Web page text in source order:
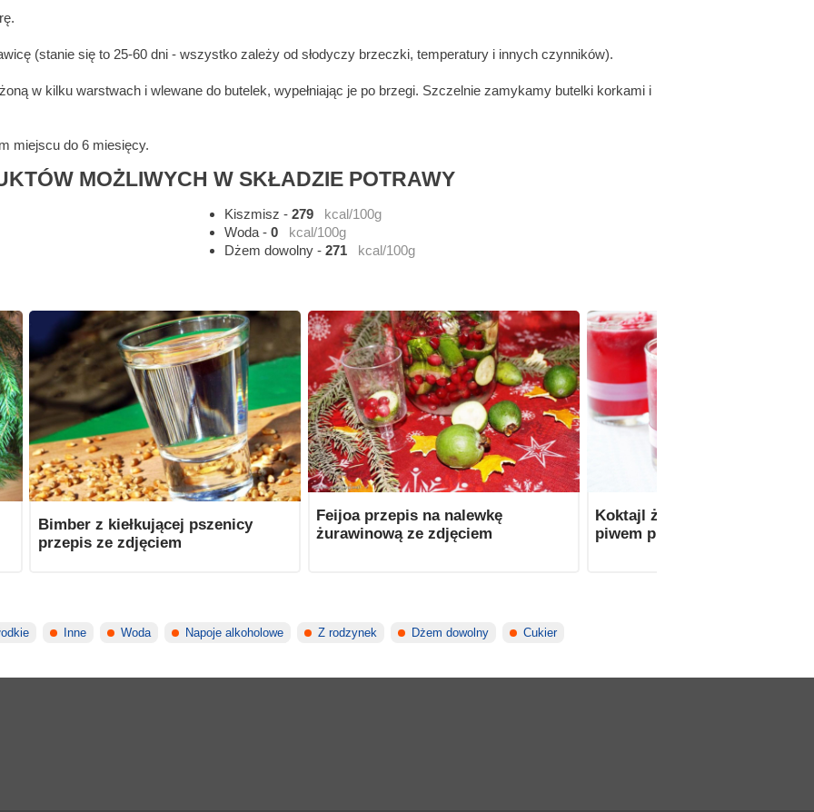
(stanie się to 25-60 dni - wszystko zależy od słodyczy brzeczki, temperatury i innych czynników).
w kilku warstwach i wlewane do butelek, wypełniając je po brzegi. Szczelnie zamykamy butelki korkami i
miejscu do 6 miesięcy.
MOŻLIWYCH W SKŁADZIE POTRAWY
Kiszmisz - 279
kcal/100g
Woda - 0
kcal/100g
Dżem dowolny - 271 kcal/100g
Bimber z kiełkującej pszenicy
przepis ze zdjęciem
Feijoa przepis na nalewkę
żurawinową ze zdjęciem
Koktajl żurawinowy z
piwem przepis ze zdjęciem
Inne Woda Napoje alkoholowe Z rodzynek Dżem dowolny Cukier